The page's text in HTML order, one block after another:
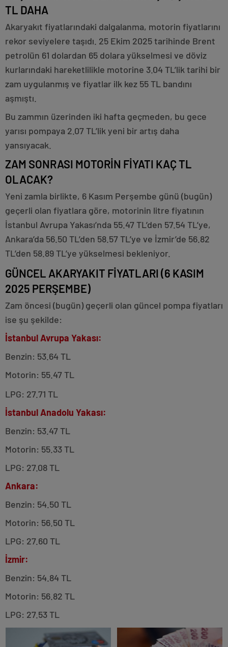
TL DAHA
Akaryakıt fiyatlarındaki dalgalanma, motorin fiyatlarını
rekor seviyelere taşıdı. 25 Ekim 2025 tarihinde Brent
petrolün 61 dolardan 65 dolara yükselmesi ve döviz
kurlarındaki hareketlilikle motorine 3.04 TL’lik tarihi bir
zam uygulanmış ve fiyatlar ilk kez 55 TL bandını
aşmıştı.
Bu zammın üzerinden iki hafta geçmeden, bu gece
yarısı pompaya 2.07 TL’lik yeni bir artış daha
yansıyacak.
ZAM SONRASI MOTORİN FİYATI KAÇ TL
OLACAK?
Yeni zamla birlikte, 6 Kasım Perşembe günü (bugün)
geçerli olan fiyatlara göre, motorinin litre fiyatının
İstanbul Avrupa Yakası’nda 55.47 TL’den 57.54 TL’ye,
Ankara’da 56.50 TL’den 58.57 TL’ye ve İzmir’de 56.82
TL’den 58.89 TL’ye yükselmesi bekleniyor.
GÜNCEL AKARYAKIT FİYATLARI (6 KASIM
2025 PERŞEMBE)
Zam öncesi (bugün) geçerli olan güncel pompa fiyatları
ise şu şekilde:
İstanbul Avrupa Yakası:
Benzin: 53.64 TL
Motorin: 55.47 TL
LPG: 27.71 TL
İstanbul Anadolu Yakası:
Benzin: 53.47 TL
Motorin: 55.33 TL
LPG: 27.08 TL
Ankara:
Benzin: 54.50 TL
Motorin: 56.50 TL
LPG: 27.60 TL
İzmir:
Benzin: 54.84 TL
Motorin: 56.82 TL
LPG: 27.53 TL